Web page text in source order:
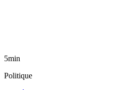
5min
Politique